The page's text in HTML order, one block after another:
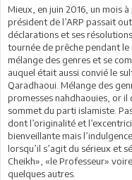
Mieux, en juin 2016, un mois
président de l’ARP passait
déclarations et ses
tournée de prêche pendant
mélange des genres et se
auquel était aussi convié le
Qaradhaoui. Mélange des
promesses nahdhaouies, or
sommet du parti islamiste.
dont l’originalité et
bienveillante mais
lorsqu’il s’agit du sérieux et
Cheikh», «le Professeur»
quelques autres.